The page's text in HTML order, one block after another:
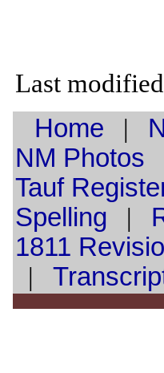
Last
Home |
NM Photos
Tauf
Spelling |
1811
|